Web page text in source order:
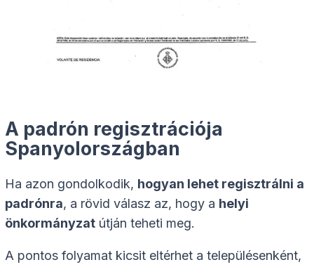
A padrón regisztrációja
Spanyolországban
Ha azon gondolkodik, hogyan lehet regisztrálni a
padrónra, a rövid válasz az, hogy a helyi
önkormányzat útján teheti meg.
A pontos folyamat kicsit eltérhet a településenként,